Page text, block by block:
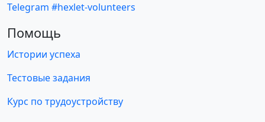
Telegram #hexlet-volunteers
Помощь
Истории успеха
Тестовые задания
Курс по трудоустройству